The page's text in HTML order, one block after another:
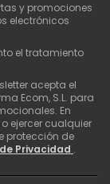
y promociones
electrónicos
el tratamiento
acepta el
Ecom, S.L. para
En
ejercer cualquier
protección de
Privacidad .